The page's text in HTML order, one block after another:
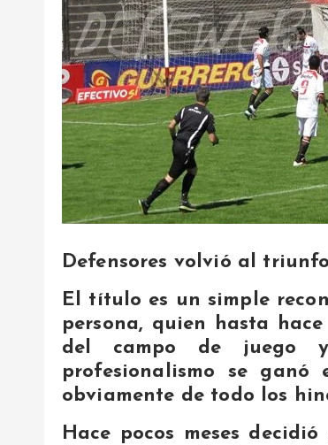
Defensores volvió al
El título es un simple
persona, quien hasta
del campo de juego
profesionalismo se
obviamente de todo los
Hace pocos meses